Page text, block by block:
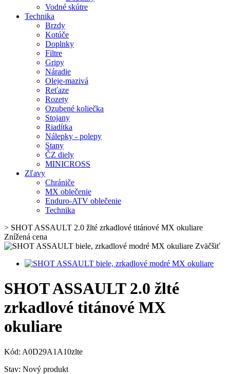
Vodné skútre
Technika
Brzdy
Kotúče
Doplnky
Filtre
Gripy
Náradie
Oleje-mazivá
Reťaze
Rozety
Ozubené koliečka
Stojany
Riadítka
Nálepky - polepy
Stany
ČZ diely
MINICROSS
Zľavy
Chrániče
MX oblečenie
Enduro-ATV oblečenie
Technika
> SHOT ASSAULT 2.0 žlté zrkadlové titánové MX okuliare
Znížená cena
Zväčšiť
SHOT ASSAULT 2.0 žlté
zrkadlové titánové MX
okuliare
Kód: A0D29A1A10zlte
Stav: Nový produkt